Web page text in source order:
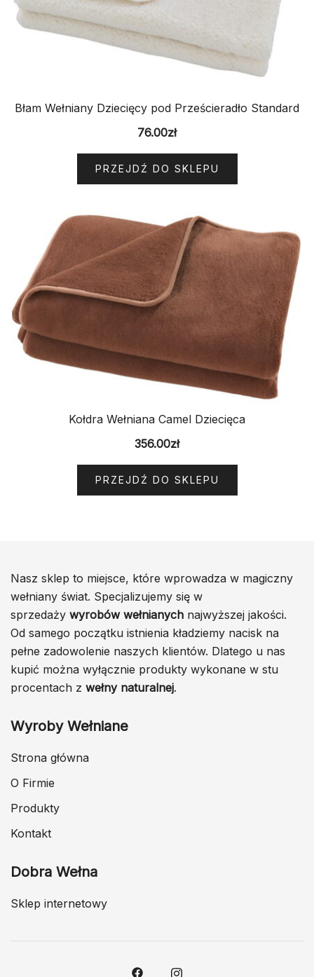
Błam Wełniany Dziecięcy pod Prześcieradło Standard
76.00zł
PRZEJDŹ DO SKLEPU
Kołdra Wełniana Camel Dziecięca
356.00zł
PRZEJDŹ DO SKLEPU
Nasz sklep to miejsce, które wprowadza w magiczny
wełniany świat. Specjalizujemy się w
sprzedaży wyrobów wełnianych najwyższej jakości.
Od samego początku istnienia kładziemy nacisk na
pełne zadowolenie naszych klientów. Dlatego u nas
kupić można wyłącznie produkty wykonane w stu
procentach z wełny naturalnej.
Wyroby Wełniane
Strona główna
O Firmie
Produkty
Kontakt
Dobra Wełna
Sklep internetowy